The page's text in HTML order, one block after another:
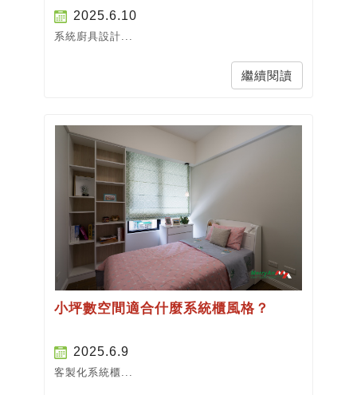
2025.6.10
系統廚具設計...
繼續閱讀
小坪數空間適合什麼系統櫃風格？
2025.6.9
客製化系統櫃...